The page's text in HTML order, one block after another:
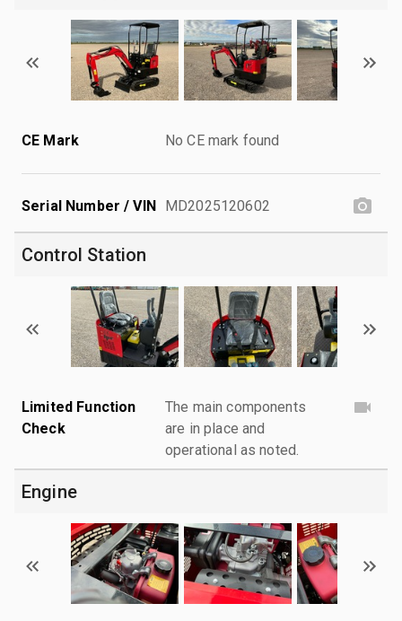
CE Mark No CE mark found
Serial Number / VIN MD2025120602
Control Station
Limited Function
Check
The main components
are in place and
operational as noted.
Engine